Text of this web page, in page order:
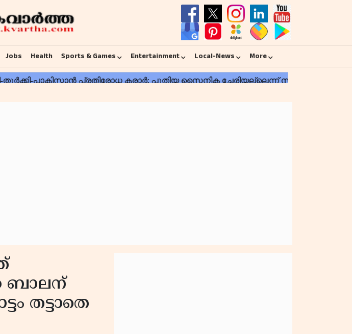
Jobs Health Sports & Games Entertainment Local-News More
ബാലന്
തട്ടാതെ